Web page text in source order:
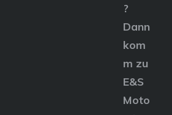
?
Dann
kom
m zu
E&S
Moto